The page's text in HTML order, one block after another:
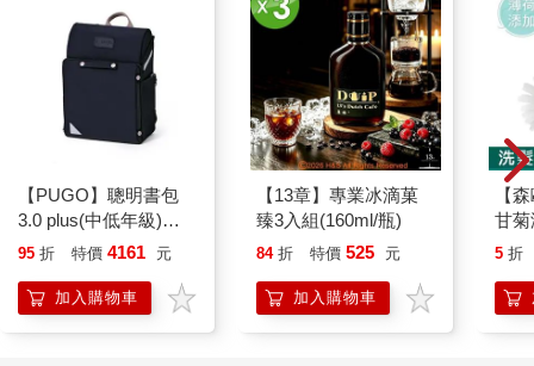
【PUGO】聰明書包
3.0 plus(中低年級)酷
黑 全新進化玩美上市
95 折 特價 4161 元
加入購物車
【13章】專業冰滴菓
臻3入組(160ml/瓶)
84 折 特價 525 元
加入購物車
【
甘
一
5 折